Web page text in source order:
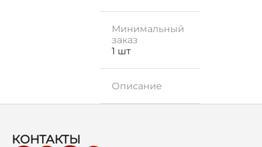
Минимальный
заказ
1 шт
Описание
КОНТАКТЫ